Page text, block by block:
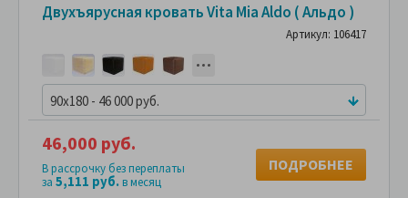
Двухъярусная кровать Vita Mia Aldo ( Альдо )
Артикул: 106417
90x180 - 46 000 руб.
46,000 руб.
В рассрочку без переплаты
за 5,111 руб.в месяц
ПОДРОБНЕЕ